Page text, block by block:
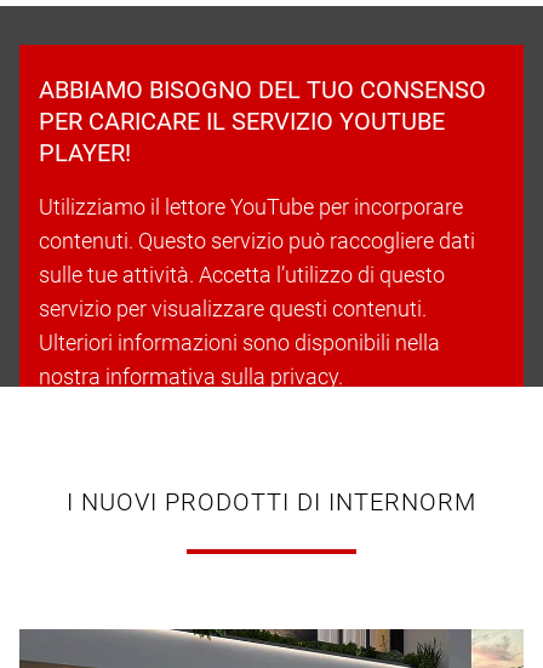
ABBIAMO BISOGNO DEL TUO CONSENSO
PER CARICARE IL SERVIZIO YOUTUBE
PLAYER!
Utilizziamo il lettore YouTube per incorporare
contenuti. Questo servizio può raccogliere dati
sulle tue attività. Accetta l’utilizzo di questo
servizio per visualizzare questi contenuti.
Ulteriori informazioni sono disponibili nella
nostra informativa sulla privacy.
I NUOVI PRODOTTI DI INTERNORM